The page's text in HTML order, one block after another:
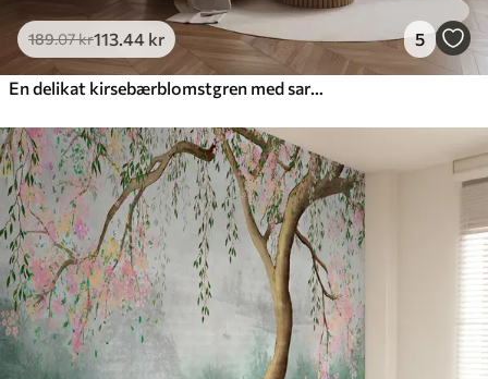
189.07kr113 .44 kr 5